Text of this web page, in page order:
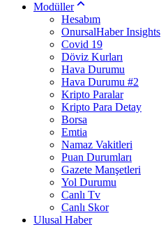
Modüller
Hesabım
OnursalHaber Insights
Covid 19
Döviz Kurları
Hava Durumu
Hava Durumu #2
Kripto Paralar
Kripto Para Detay
Borsa
Emtia
Namaz Vakitleri
Puan Durumları
Gazete Manşetleri
Yol Durumu
Canlı Tv
Canlı Skor
Ulusal Haber